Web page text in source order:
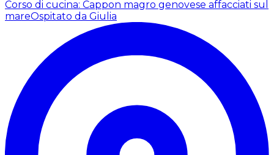
Corso di cucina: Cappon magro genovese affacciati sul
mareOspitato da Giulia